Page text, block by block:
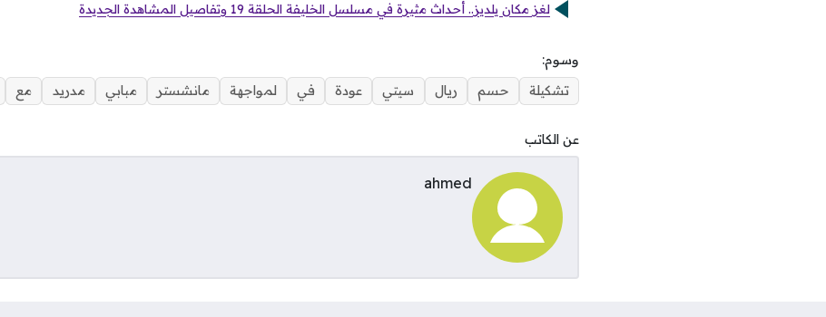
لغز مكان يلديز.. أحداث مثيرة في مسلسل الخليفة الحلقة 19 وتفاصيل المشاهدة الجديدة
وسوم:
تشكيلة
حسم ريال سيتي عودة في لمواجهة مانشستر مبابي مدريد مع
عن الكاتب
ahmed